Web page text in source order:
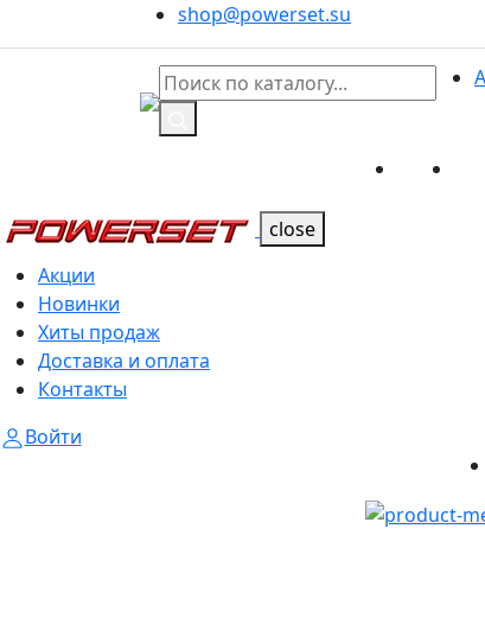
shop@powerset.su
Акции
close
Акции
Новинки
Хиты продаж
Доставка и оплата
Контакты
Войти